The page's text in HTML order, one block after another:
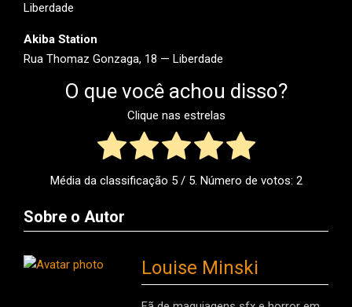
Liberdade
Akiba Station
Rua Thomaz Gonzaga, 18 — Liberdade
O que você achou disso?
Clique nas estrelas
Média da classificação 5/ 5. Número de votos: 2
Sobre o Autor
Louise Minski